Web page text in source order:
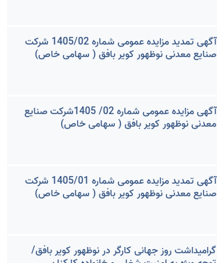
آگهی تمدید مزایده عمومی شماره 1405/02 شرکت
صنایع معدنی نوظهور کویر بافق ( سهامی خاص)
آگهی مزایده عمومی شماره 02/ 1405شرکت صنایع
معدنی نوظهور کویر بافق ( سهامی خاص)
آگهی تمدید مزایده عمومی شماره 1405/01 شرکت
صنایع معدنی نوظهور کویر بافق ( سهامی خاص)
گرامیداشت روز جهانی کارگر در نوظهور کویر بافق/